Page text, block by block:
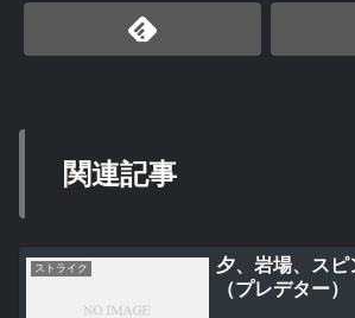
関連記事
ストライク
夕、岩場、スピ
（プレデター）